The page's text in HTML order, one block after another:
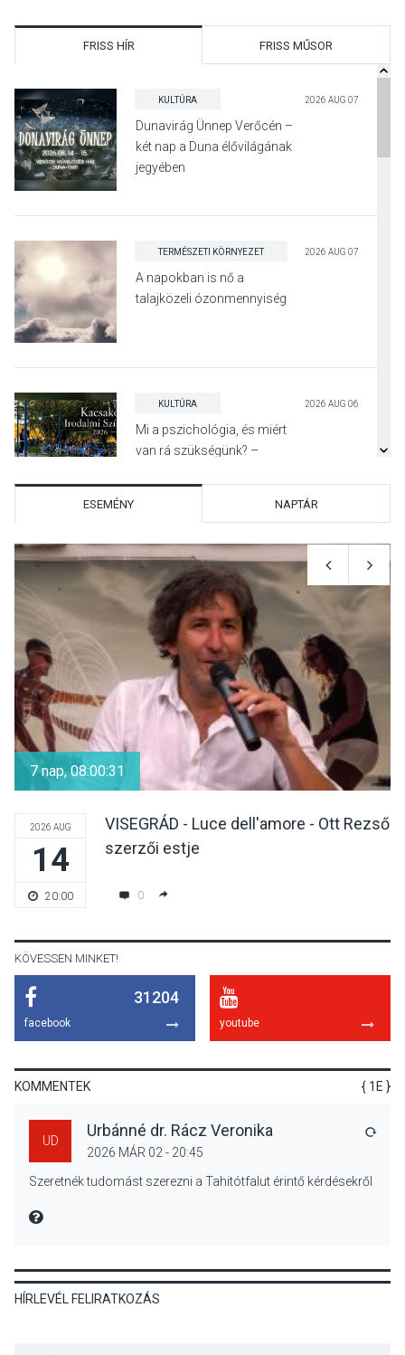
FRISS HÍR FRISS MŰSOR
KULTÚRA 2026 AUG 07
Dunavirág Ünnep Verőcén –
két nap a Duna élővilágának
jegyében
TERMÉSZETI KÖRNYEZET 2026 AUG 07
A napokban is nő a
talajközeli ózonmennyiség
KULTÚRA 2026 AUG 06
Mi a pszichológia, és miért
van rá szükségünk? –
KULTÚRA
Különleges csillagles lesz
Tahitótfaluban a Bodor
Majorban
KULTÚRA 2026 AUG 06
Színek, közösség és
hagyomány – kiállítás
nyitotta meg az idei Irány
KULTÚRA
Szeptembertől emelkednek
ESEMÉNY NAPTÁR
7 nap, 08:00:29
2026 AUG
14
20:00
VISEGRÁD - Luce dell'amore - Ott Rezső
szerzői estje
0
KÖVESSEN MINKET!
31204
facebook youtube
KOMMENTEK { 1E }
UD
Urbánné dr. Rácz Veronika
2026 MÁR 02 - 20:45
Szeretnék tudomást szerezni a Tahitótfalut érintő kérdésekről
MIRE MONDTA
HÍRLEVÉL FELIRATKOZÁS